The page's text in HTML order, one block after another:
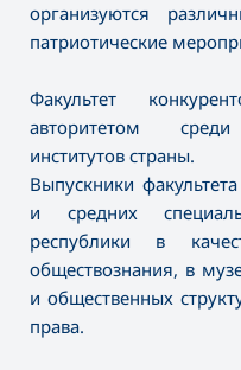
организуются
патриотические
Факультет
авторитетом среди
институтов страны.
Выпускники
и средних
республики в
обществознания, в
и общественных
права.